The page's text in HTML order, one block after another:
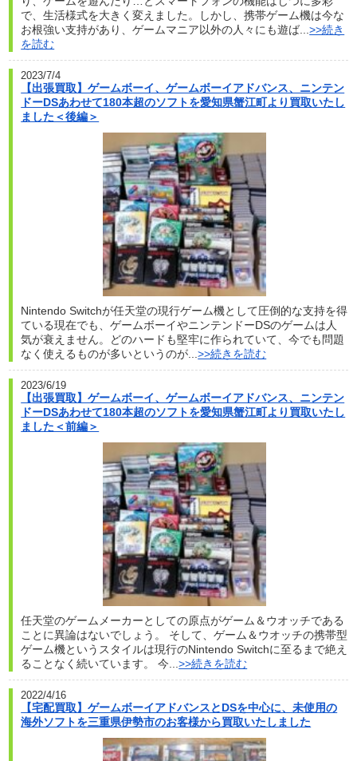
で、生活様式を大きく変えました。しかし、携帯ゲーム機は今な
お根強い支持があり、ゲームマニア以外の人々にも遊ば...>>続き
を読む
2023/7/4
【出張買取】ゲームボーイ、ゲームボーイアドバンス、ニンテン
ドーDSあわせて180本超のソフトを愛知県蟹江町より買取いたし
ました＜後編＞
Nintendo Switchが任天堂の現行ゲーム機として圧倒的な支持を得
ている現在でも、ゲームボーイやニンテンドーDSのゲームは人
気が衰えません。どのハードも堅牢に作られていて、今でも問題
なく使えるものが多いというのが...>>続きを読む
2023/6/19
【出張買取】ゲームボーイ、ゲームボーイアドバンス、ニンテン
ドーDSあわせて180本超のソフトを愛知県蟹江町より買取いたし
ました＜前編＞
任天堂のゲームメーカーとしての原点がゲーム＆ウオッチである
ことに異論はないでしょう。 そして、ゲーム＆ウオッチの携帯型
ゲーム機というスタイルは現行のNintendo Switchに至るまで絶え
ることなく続いています。 今...>>続きを読む
2022/4/16
【宅配買取】ゲームボーイアドバンスとDSを中心に、未使用の
海外ソフトを三重県伊勢市のお客様から買取いたしました